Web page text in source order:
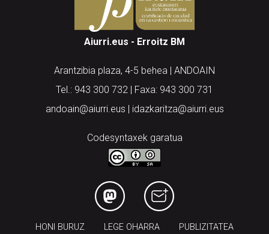
Aiurri.eus - Erroitz BM
Arantzibia plaza, 4-5 behea | ANDOAIN
Tel.: 943 300 732 | Faxa: 943 300 731
andoain@aiurri.eus | idazkaritza@aiurri.eus
Codesyntaxek garatua
HONI BURUZ LEGE OHARRA PUBLIZITATEA